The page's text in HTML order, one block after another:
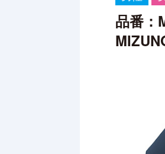
品番：